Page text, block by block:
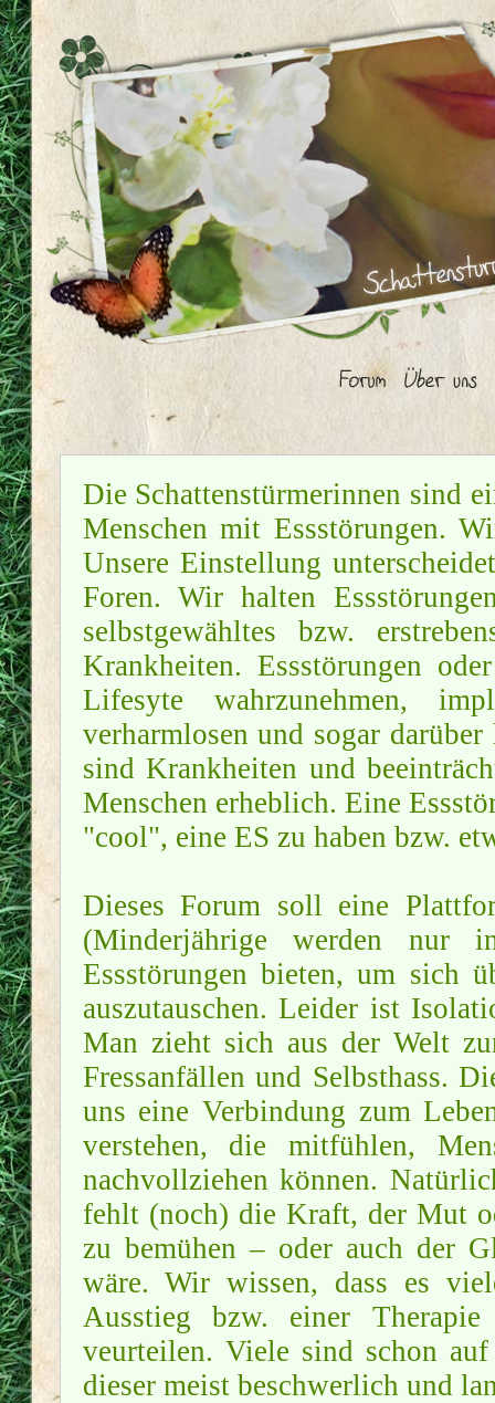
Die Schattenstürmerinnen sind
Menschen mit Essstörungen.
Unsere Einstellung
Foren. Wir halten
selbstgewähltes bzw.
Krankheiten. Essstörungen
Lifesyte wahrzunehmen,
verharmlosen und sogar
sind Krankheiten und
Menschen erheblich. Eine
"cool", eine ES zu haben bzw.
Dieses Forum soll eine
(Minderjährige werden nur
Essstörungen bieten, um sich
auszutauschen. Leider ist
Man zieht sich aus der Welt
Fressanfällen und Selbsthass.
uns eine Verbindung zum
verstehen, die mitfühlen,
nachvollziehen können.
fehlt (noch) die Kraft, der Mut
zu bemühen – oder auch der
wäre. Wir wissen, dass es
Ausstieg bzw. einer
veurteilen. Viele sind schon
dieser meist beschwerlich und